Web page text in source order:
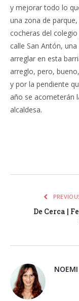
y mejorar todo lo
una zona de
cocheras del
calle San Antón,
arreglar en esta
arreglo, pero,
y por la pendiente
año se acometerán
alcaldesa.
De Cerca |